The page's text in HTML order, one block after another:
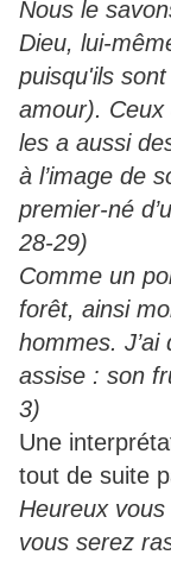
Nous le
Dieu, lui-
puisqu'ils
amour). Ceux
les a aussi
à l’image de
premier-né
28-29)
Comme un
forêt, ainsi
hommes. J’ai
assise : son
3)
Une
tout de suite
Heureux
vous serez